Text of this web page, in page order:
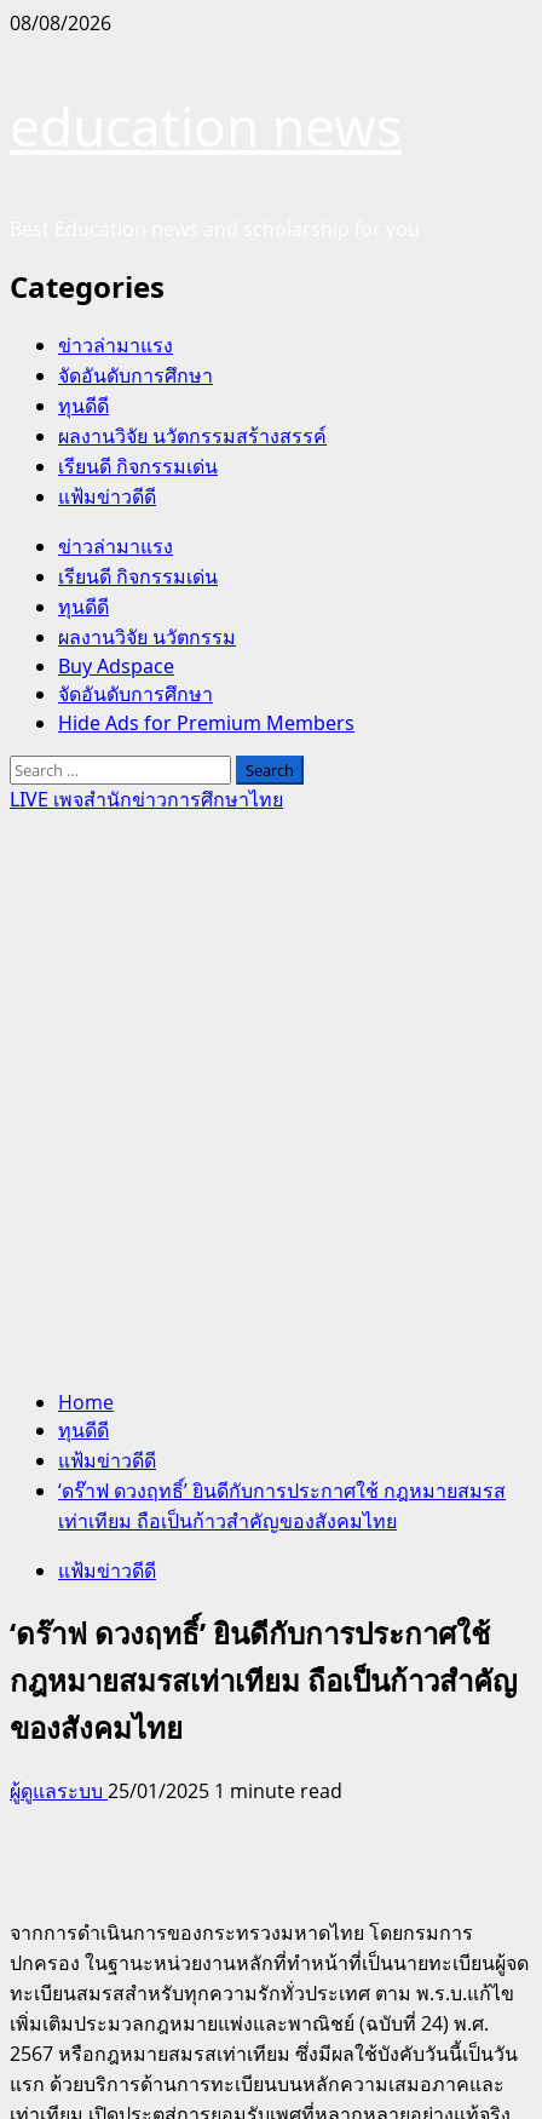
Skip
08/08/2026
Categories
ข่าวล่ามาแรง
จัดอันดับการศึกษา
ทุนดีดี
ผลงานวิจัย นวัตกรรมสร้างสรรค์
เรียนดี กิจกรรมเด่น
แฟ้มข่าวดีดี
Primary
Menu
ข่าวล่ามาแรง
เรียนดี กิจกรรมเด่น
ทุนดีดี
ผลงานวิจัย นวัตกรรม
Buy Adspace
จัดอันดับการศึกษา
Hide Ads for Premium Members
Search
for:
LIVE เพจสำนักข่าวการศึกษาไทย
Home
ทุนดีดี
แฟ้มข่าวดีดี
‘ดร๊าฟ ดวงฤทธิ์’ ยินดีกับการประกาศใช้ กฎหมายสมรส
เท่าเทียม ถือเป็นก้าวสำคัญของสังคมไทย
แฟ้มข่าวดีดี
‘ดร๊าฟ ดวงฤทธิ์’ ยินดีกับการประกาศใช้
กฎหมายสมรสเท่าเทียม ถือเป็นก้าวสำคัญ
ของสังคมไทย
ผู้ดูแลระบบ 25/01/2025 1 minute read
จากการดำเนินการของกระทรวงมหาดไทย โดยกรมการ
ปกครอง ในฐานะหน่วยงานหลักที่ทำหน้าที่เป็นนายทะเบียนผู้จด
ทะเบียนสมรสสำหรับทุกความรักทั่วประเทศ ตาม พ.ร.บ.แก้ไข
เพิ่มเติมประมวลกฎหมายแพ่งและพาณิชย์ (ฉบับที่ 24) พ.ศ.
2567 หรือกฎหมายสมรสเท่าเทียม ซึ่งมีผลใช้บังคับวันนี้เป็นวัน
แรก ด้วยบริการด้านการทะเบียนบนหลักความเสมอภาคและ